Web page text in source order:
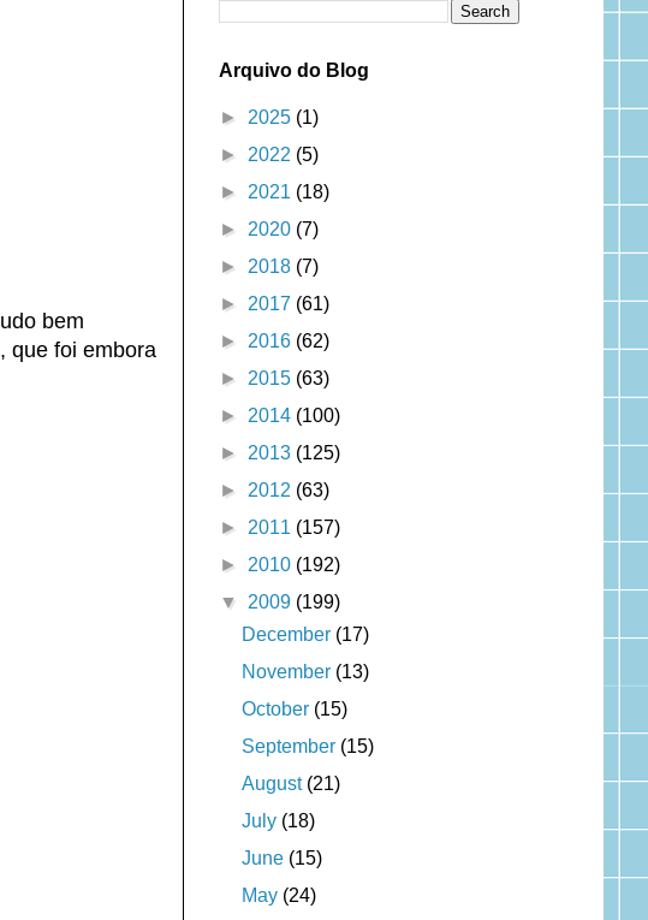
bem
que foi embora
Arquivo do Blog
► 2025 (1)
► 2022 (5)
► 2021 (18)
► 2020 (7)
► 2018 (7)
► 2017 (61)
► 2016 (62)
► 2015 (63)
► 2014 (100)
► 2013 (125)
► 2012 (63)
► 2011 (157)
► 2010 (192)
▼ 2009 (199)
December (17)
November (13)
October (15)
September (15)
August (21)
July (18)
June (15)
May (24)